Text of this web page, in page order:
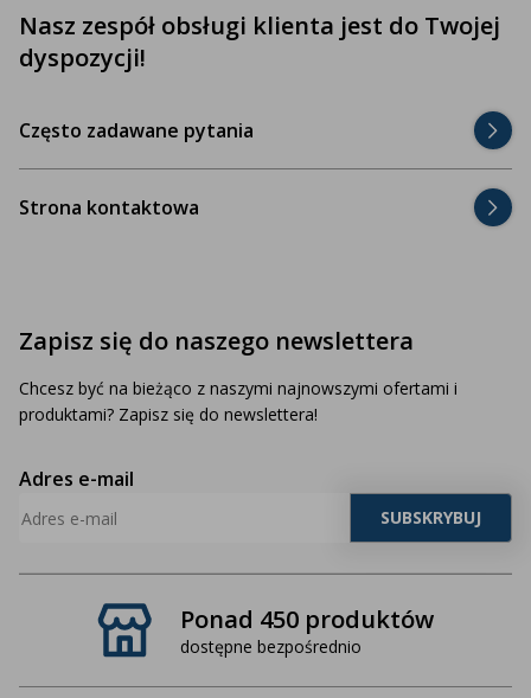
Ponad 450 produktów
dostępne bezpośrednio
Nasz zespół obsługi klienta jest do Twojej
dyspozycji!
Często zadawane pytania
Strona kontaktowa
Zapisz się do naszego newslettera
Chcesz być na bieżąco z naszymi najnowszymi ofertami i
produktami? Zapisz się do newslettera!
Adres e-mail